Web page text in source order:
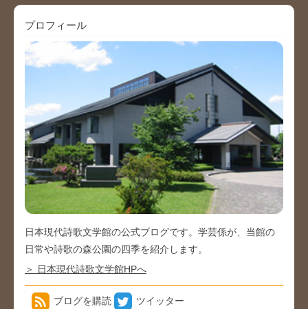
プロフィール
日本現代詩歌文学館の公式ブログです。学芸係が、当館の
日常や詩歌の森公園の四季を紹介します。
＞ 日本現代詩歌文学館HPへ
ブログを購読 ツイッター